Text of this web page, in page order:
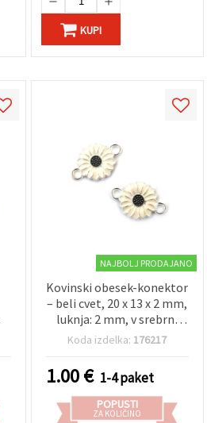
KUPI
NAJBOLJ PRODAJANO
Kovinski obesek-konektor
– beli cvet, 20 x 13 x 2 mm,
luknja: 2 mm, v srebrni
barvi – 5 kosov
Koda izdelka: 176217
1.00€ 1-4 paket
POPUSTI
ZA KOLIČINO